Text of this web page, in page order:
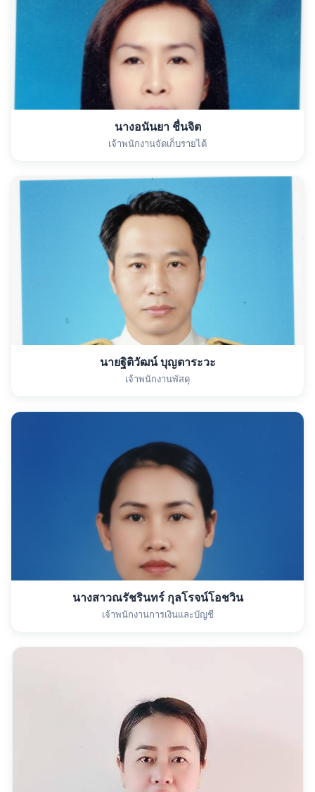
นางอนันยา ชื่นจิต
เจ้าพนักงานจัดเก็บรายได้
นายฐิติวัฒน์ บุญตาระวะ
เจ้าพนักงานพัสดุ
นางสาวณรัชรินทร์ กุลโรจน์โอชวิน
เจ้าพนักงานการเงินและบัญชี